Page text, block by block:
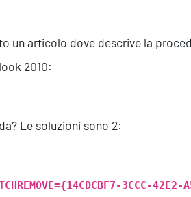
un articolo dove descrive la
2010:
Le soluzioni sono 2:
3CCC-42E2-